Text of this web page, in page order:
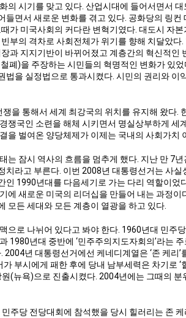
의 시기를 맞고 있다. 산업시대에 들어서면서
들면서 새로운 변화를 겪고 있다. 공화당의 링
가 미국사회의 커다란 변혁기였다. 대도시 자
부의 격차로 사회전체가 위기를 향해 치달았
과 지지기반이 바뀌어졌고 계층간의 혁신적인
폐)을 주장하는 시민들의 혁명적인 변화가 있
법을 실정법으로 통과시켰다. 시민의 권리와
쟁을 통해서 세계 최강국의 위치를 유지해 왔다.
쟁국인 소련을 해체 시키면서 명실상부하게 세
을 벌여온 양당체제가 이제는 국내의 사회가치
는 잠시 역사의 흐름을 멈추게 했다. 지난 만 7
치라고 부른다. 이번 2008년 대통령선거는 사
인 1990년대를 다음세기로 가는 다리 역할이었
에 새로운 미국의 리더십을 만들어 내는 과정
모든 세대와 모든 계층이 열광을 하고 있다.
으로 나뉘어 있다고 봐야 한다. 1960년대 민주
1980년대 중반에 ‘민주주의지도자회의’라는
2004년 대통령선거에선 케네디계열은 ‘존 케리’
부시에게 패한 후에 당내 남부세력은 차기로
(뉴욕)으로 진출시켰다. 2004년에는 그때의
주당 전당대회에 참석했을 당시 힐러리는 존